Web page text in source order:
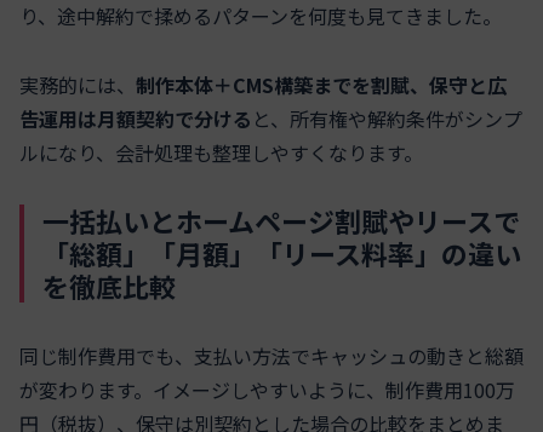
り、途中解約で揉めるパターンを何度も見てきました。
実務的には、 制作本体＋CMS構築までを割賦、保守と広
告運用は月額契約で分ける と、所有権や解約条件がシンプ
ルになり、会計処理も整理しやすくなります。
一括払いとホームページ割賦やリースで
「総額」「月額」「リース料率」の違い
を徹底比較
同じ制作費用でも、支払い方法でキャッシュの動きと総額
が変わります。イメージしやすいように、制作費用100万
円（税抜）、保守は別契約とした場合の比較をまとめま